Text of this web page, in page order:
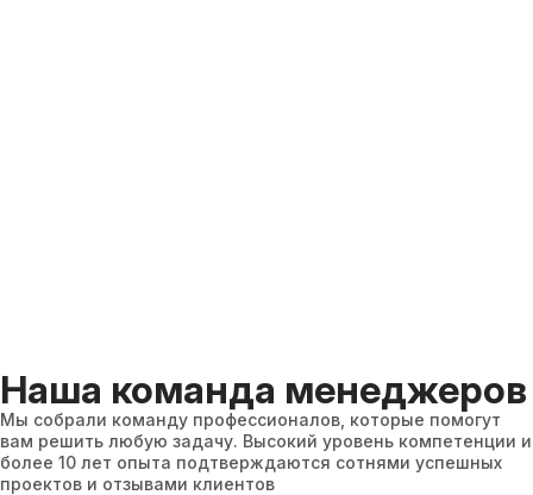
Наша команда менеджеров
Мы собрали команду профессионалов, которые помогут
вам решить любую задачу. Высокий уровень компетенции и
более 10 лет опыта подтверждаются сотнями успешных
проектов и отзывами клиентов